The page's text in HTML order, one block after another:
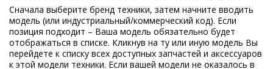
02
ElectroluxESL8335RO
911435324
01
Сначала выберите бренд техники, затем начните вводить
модель (или индустриальный/коммерческий код). Если
позиция подходит – Ваша модель обязательно будет
отображаться в списке. Кликнув на ту или иную модель Вы
перейдете к списку всех доступных запчастей и аксессуаров
к этой модели техники. Если вашей модели не оказалось в